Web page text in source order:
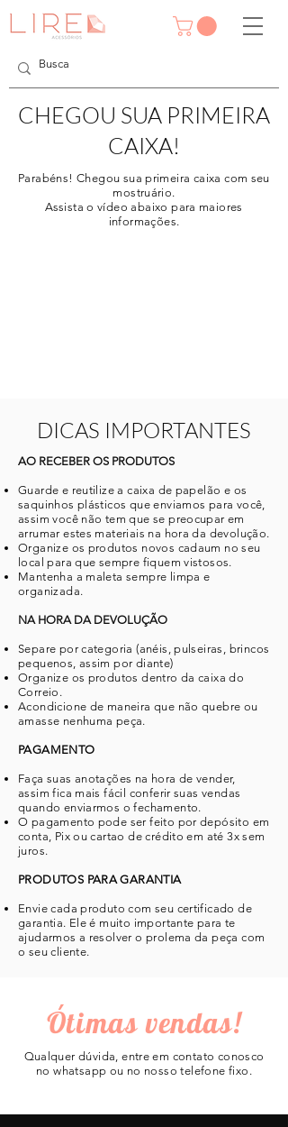
CHEGOU SUA PRIMEIRA
CAIXA!
Parabéns! Chegou sua primeira caixa com seu
mostruário.
Assista o vídeo abaixo para maiores
informações.
DICAS IMPORTANTES
AO RECEBER OS PRODUTOS
Guarde e reutilize a caixa de papelão e os
saquinhos plásticos que enviamos para você,
assim você não tem que se preocupar em
arrumar estes materiais na hora da devolução.
Organize os produtos novos cadaum no seu
local para que sempre fiquem vistosos.
Mantenha a maleta sempre limpa e
organizada.
NA HORA DA DEVOLUÇÃO
Separe por categoria (anéis, pulseiras, brincos
pequenos, assim por diante)
Organize os produtos dentro da caixa do
Correio.
Acondicione de maneira que não quebre ou
amasse nenhuma peça.
PAGAMENTO
Faça suas anotações na hora de vender,
assim fica mais fácil conferir suas vendas
quando enviarmos o fechamento.
O pagamento pode ser feito por depósito em
conta, Pix ou cartao de crédito em até 3x sem
juros.
PRODUTOS PARA GARANTIA
Envie cada produto com seu certificado de
garantia. Ele é muito importante para te
ajudarmos a resolver o prolema da peça com
o seu cliente.
Ótimas vendas!
Qualquer dúvida, entre em contato conosco
no whatsapp ou no nosso telefone fixo.